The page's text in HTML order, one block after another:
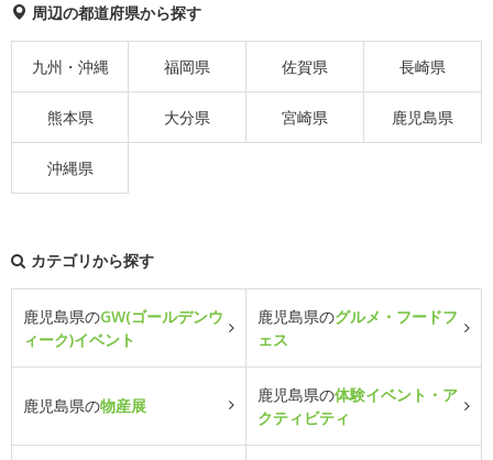
周辺の都道府県から探す
九州・沖縄 福岡県 佐賀県 長崎県
熊本県 大分県 宮崎県 鹿児島県
沖縄県
カテゴリから探す
鹿児島県のGW(ゴールデンウ
ィーク)イベント
鹿児島県のグルメ・フードフ
ェス
鹿児島県の物産展
鹿児島県の体験イベント・ア
クティビティ